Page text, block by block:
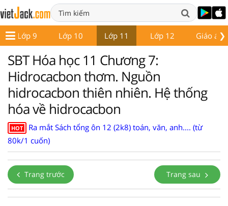
❯
Lớp 9 Lớp 10 Lớp 11 Lớp 12 Giáo án
SBT Hóa học 11 Chương 7:
Hidrocacbon thơm. Nguồn
hidrocacbon thiên nhiên. Hệ thống
hóa về hidrocacbon
HOT
Ra mắt Sách tổng ôn 12 (2k8) toán, văn, anh.... (từ
80k/1 cuốn)
Trang trước Trang sau